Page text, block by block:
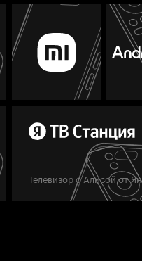
Телевизор с Алисой от